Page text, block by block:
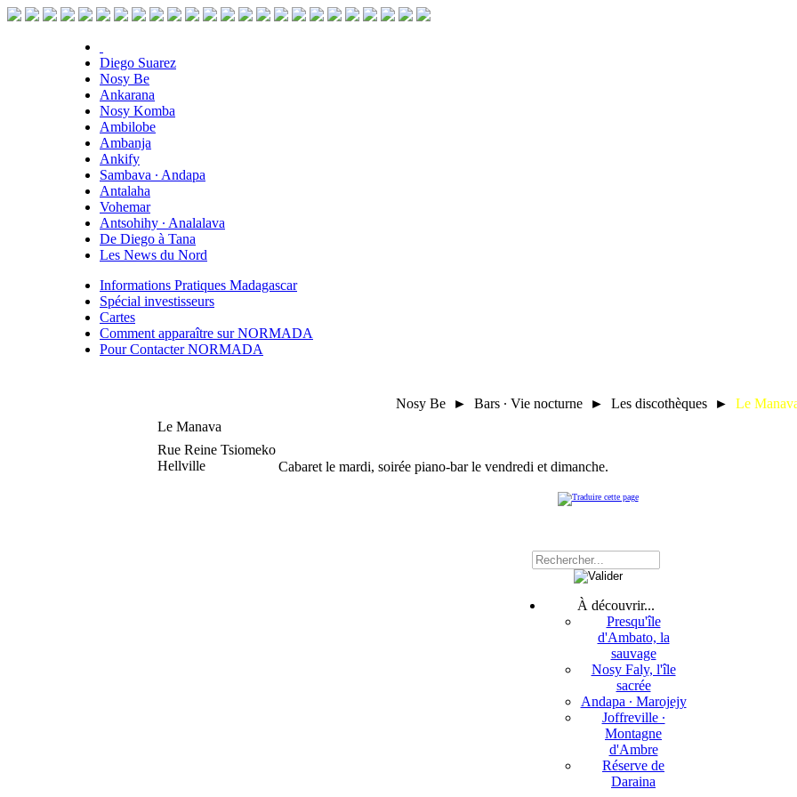
Diego Suarez
Nosy Be
Ankarana
Nosy Komba
Ambilobe
Ambanja
Ankify
Sambava ∙ Andapa
Antalaha
Vohemar
Antsohihy ∙ Analalava
De Diego à Tana
Les News du Nord
Informations Pratiques Madagascar
Spécial investisseurs
Cartes
Comment apparaître sur NORMADA
Pour Contacter NORMADA
Nosy Be ► Bars ∙ Vie nocturne ► Les discothèques ► Le
Le Manava
Rue Reine Tsiomeko
Hellville
Cabaret le mardi, soirée piano-bar le vendredi et dimanche.
À découvrir...
Presqu'île
d'Ambato, la
sauvage
Nosy Faly, l'île
sacrée
Andapa ∙ Marojejy
Joffreville ∙
Montagne
d'Ambre
Réserve de
Daraina